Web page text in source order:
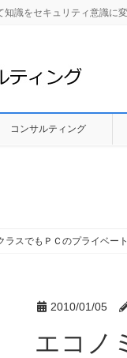
識をセキュリティ意識に
コンサルティング
ラスでもＰＣのプライベー
2010/01/05
エコノ